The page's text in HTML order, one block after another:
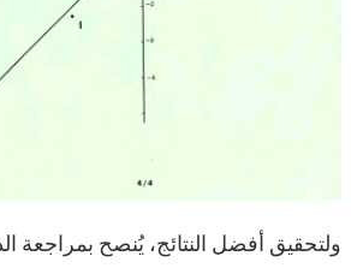
ولتحقيق أفضل النتائج، يُنصح بمراجعة